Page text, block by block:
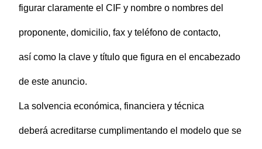
figurar claramente el CIF y nombre o nombres del
proponente, domicilio, fax y teléfono de contacto,
así como la clave y título que figura en el encabezado
de este anuncio.
La solvencia económica, financiera y técnica
deberá acreditarse cumplimentando el modelo que se